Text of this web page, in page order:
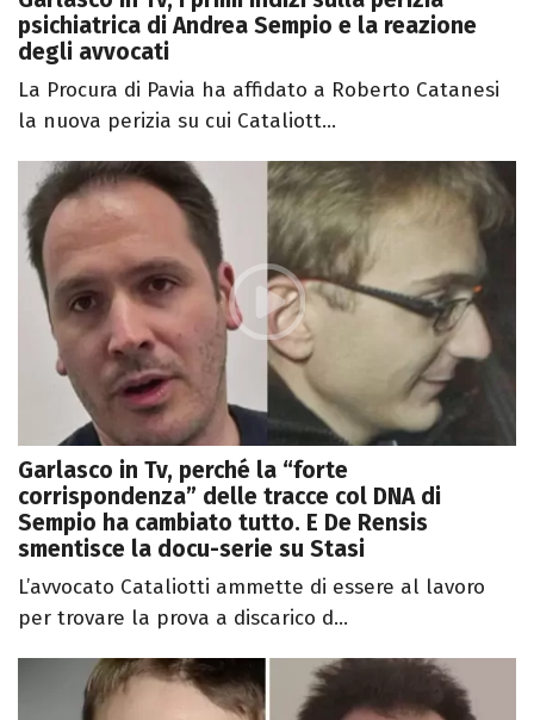
psichiatrica di Andrea Sempio e la reazione
degli avvocati
La Procura di Pavia ha affidato a Roberto Catanesi
la nuova perizia su cui Cataliott...
Garlasco in Tv, perché la “forte
corrispondenza” delle tracce col DNA di
Sempio ha cambiato tutto. E De Rensis
smentisce la docu-serie su Stasi
L’avvocato Cataliotti ammette di essere al lavoro
per trovare la prova a discarico d...